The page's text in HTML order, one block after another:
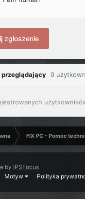
zgłoszenie
przeglądający 0
FIX PC - Pomoc
by IPSFocus
Motyw Polityka